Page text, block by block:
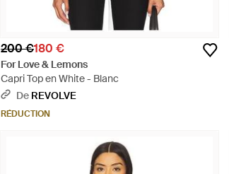
200 €180 €
For Love & Lemons
Capri Top en White - Blanc
De REVOLVE
RÉDUCTION